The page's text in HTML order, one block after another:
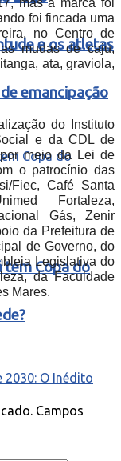
e os atletas
emancipação
tem Copa do
foi fincada uma
no Centro de
mudas de caju,
ata, graviola,
do Instituto
e da CDL de
meio da Lei de
o patrocínio das
Fiec, Café Santa
Fortaleza,
Gás, Zenir
da Prefeitura de
de Governo, do
Legislativa do
da Faculdade
Mares.
Campos